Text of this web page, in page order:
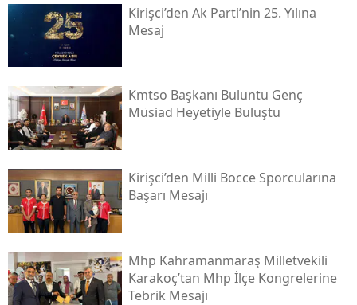
Kirişci’den Ak Parti’nin 25. Yılına
Mesaj
Kmtso Başkanı Buluntu Genç
Müsi̇ad Heyetiyle Buluştu
Kirişci’den Milli Bocce Sporcularına
Başarı Mesajı
Mhp Kahramanmaraş Milletvekili
Karakoç’tan Mhp İlçe Kongrelerine
Tebrik Mesajı